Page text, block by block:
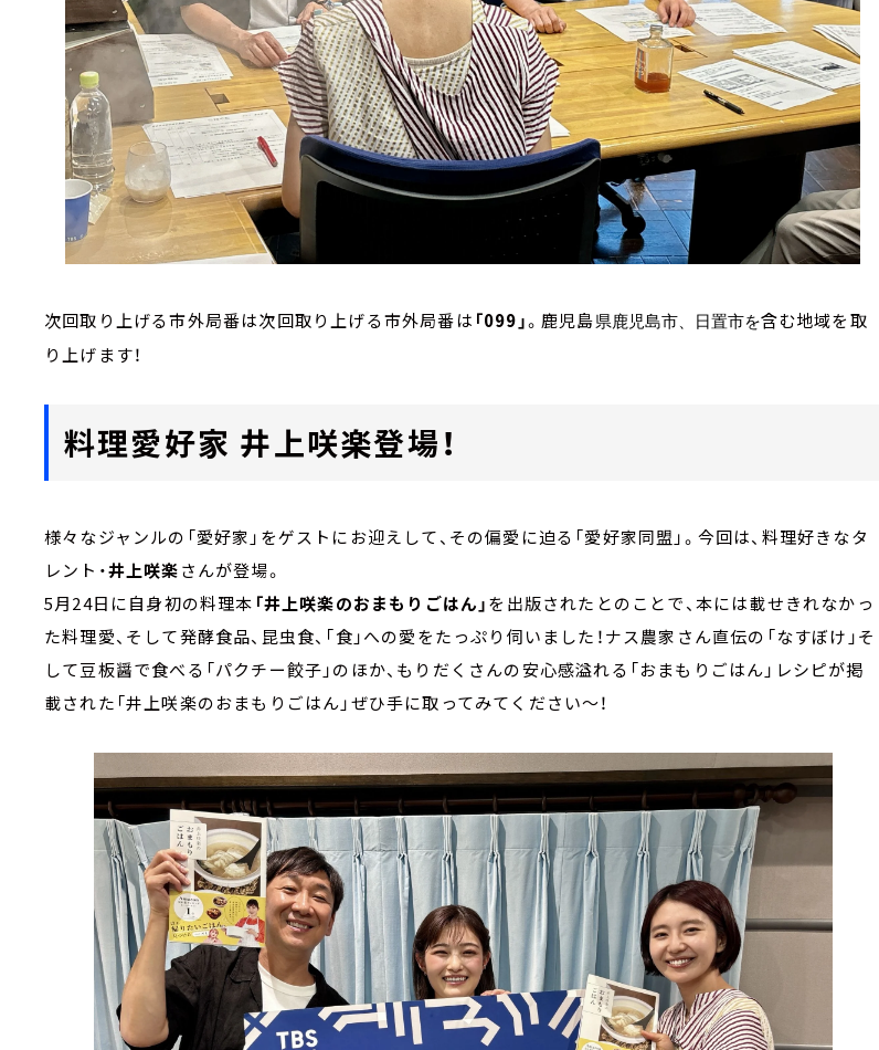
次回取り上げる市外局番は次回取り上げる市外局番は 「099」。鹿児島県鹿児島市、日置市を含む地域を取
り上げます！
料理愛好家 井上咲楽登場！
様々なジャンルの「愛好家」をゲストにお迎えして、その偏愛に迫る「愛好家同盟」。今回は、料理好きなタ
レント・井上咲楽さんが登場。
5月24日に自身初の料理本 「井上咲楽のおまもりごはん」を出版されたとのことで、本には載せきれなかっ
た料理愛、そして発酵食品、昆虫食、「食」への愛をたっぷり伺いました！ナス農家さん直伝の「なすぼけ」そ
して豆板醤で食べる「パクチー餃子」のほか、もりだくさんの安心感溢れる「おまもりごはん」レシピが掲
載された「井上咲楽のおまもりごはん」ぜひ手に取ってみてください～！